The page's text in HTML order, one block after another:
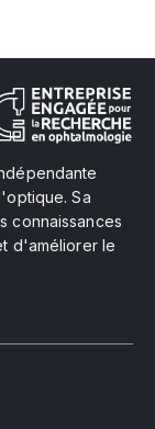
Sa
connaissances
d'améliorer le